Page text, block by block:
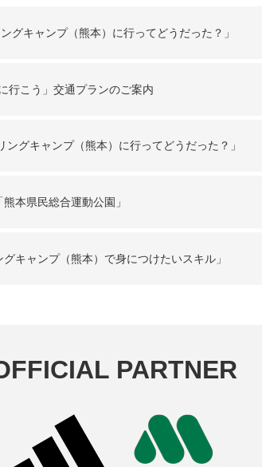
グキャンプ（熊本）に行ってどうだった？」
行こう」交通プランのご案内
ングキャンプ（熊本）に行ってどうだった？」
本県民総合運動公園」
キャンプ（熊本）で身につけたいスキル」
PARTNER